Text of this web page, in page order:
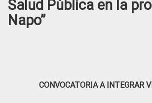
Salud Pública en la
Napo”
CONVOCATORIA A INTEGRAR